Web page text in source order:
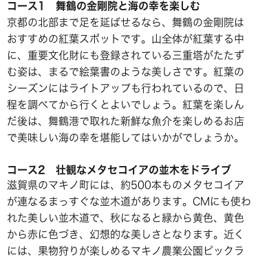
コース1 舞鶴の金剛院と海の幸を楽しむ
京都の北部まで足を延ばせるなら、舞鶴の金剛院は
おすすめの紅葉スポットです。山全体が紅葉する中
に、重要文化財にも登録されている三重塔がたたず
む姿は、まるで絵葉書のような美しさです。紅葉の
シーズンにはライトアップも行われているので、日
程を調べてから行くとよいでしょう。紅葉を楽しん
だ後は、舞鶴港で取れた新鮮な魚介を楽しめるお店
で美味しい海の幸を堪能してはいかがでしょうか。
コース2 壮観なメタセコイアの並木をドライブ
滋賀県のマキノ町には、約500本ものメタセコイア
が連なるまっすぐな並木道があります。CMにも使わ
れた美しい並木道で、秋になると緑から黄色、黄色
から赤に色づき、幻想的な美しさとなります。近く
には、果物狩りが楽しめるマキノ農業公園ピックラ